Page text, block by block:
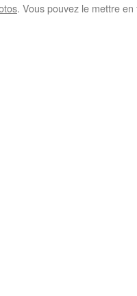
. Vous pouvez le mettre